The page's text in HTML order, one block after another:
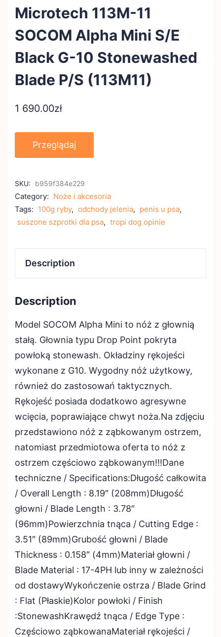
Microtech 113M-11
SOCOM Alpha Mini S/E
Black G-10 Stonewashed
Blade P/S (113M11)
1 690.00zł
Przeglądaj
SKU: b959f384e229
Category: Noże i akcesoria
Tags: 100g ryby, odchody jelenia, penis u psa,
suszone szprotki dla psa, tropi dog opinie
Description
Description
Model SOCOM Alpha Mini to nóż z głownią
stałą. Głownia typu Drop Point pokryta
powłoką stonewash. Okładziny rękojeści
wykonane z G10. Wygodny nóż użytkowy,
również do zastosowań taktycznych.
Rękojeść posiada dodatkowo agresywne
wcięcia, poprawiające chwyt noża.Na zdjęciu
przedstawiono nóż z ząbkowanym ostrzem,
natomiast przedmiotowa oferta to nóż z
ostrzem częściowo ząbkowanym!!!Dane
techniczne / Specifications:Długość całkowita
/ Overall Length : 8.19″ (208mm)Długość
głowni / Blade Length : 3.78″
(96mm)Powierzchnia tnąca / Cutting Edge :
3.51″ (89mm)Grubość głowni / Blade
Thickness : 0.158″ (4mm)Materiał głowni /
Blade Material : 17-4PH lub inny w zależności
od dostawyWykończenie ostrza / Blade Grind
: Flat (Płaskie)Kolor powłoki / Finish
:StonewashKrawędź tnąca / Edge Type :
Częściowo ząbkowanaMateriał rękojeści /